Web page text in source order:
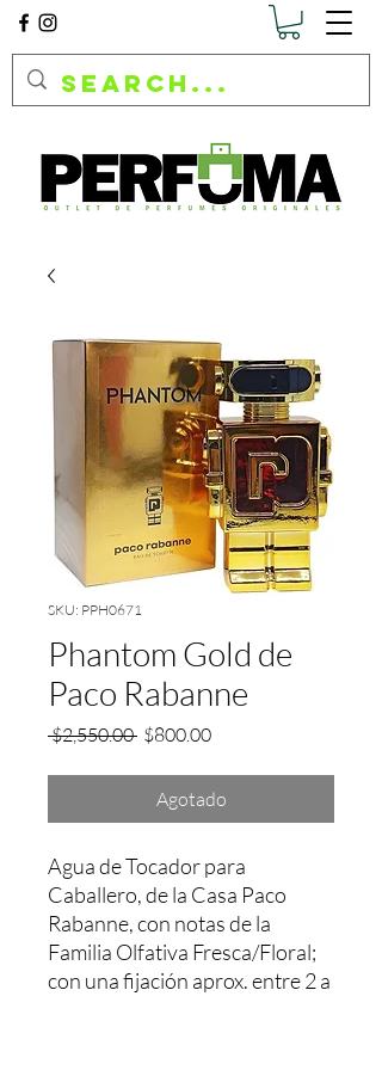
SKU: PPH0671
Phantom Gold de
Paco Rabanne
$2,550.00 Precio
$800.00Precio
oferta
Agotado
Agua de Tocador para
Caballero, de la Casa Paco
Rabanne, con notas de la
Familia Olfativa Fresca/Floral;
con una fijación aprox. entre 2 a